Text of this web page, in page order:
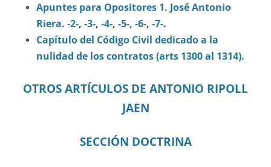
Apuntes para Opositores 1. José Antonio
Riera. -2-, -3-, -4-, -5-, -6-, -7-.
Capítulo del Código Civil dedicado a la
nulidad de los contratos (arts 1300 al 1314).
OTROS ARTÍCULOS DE ANTONIO RIPOLL
JAEN
SECCIÓN DOCTRINA